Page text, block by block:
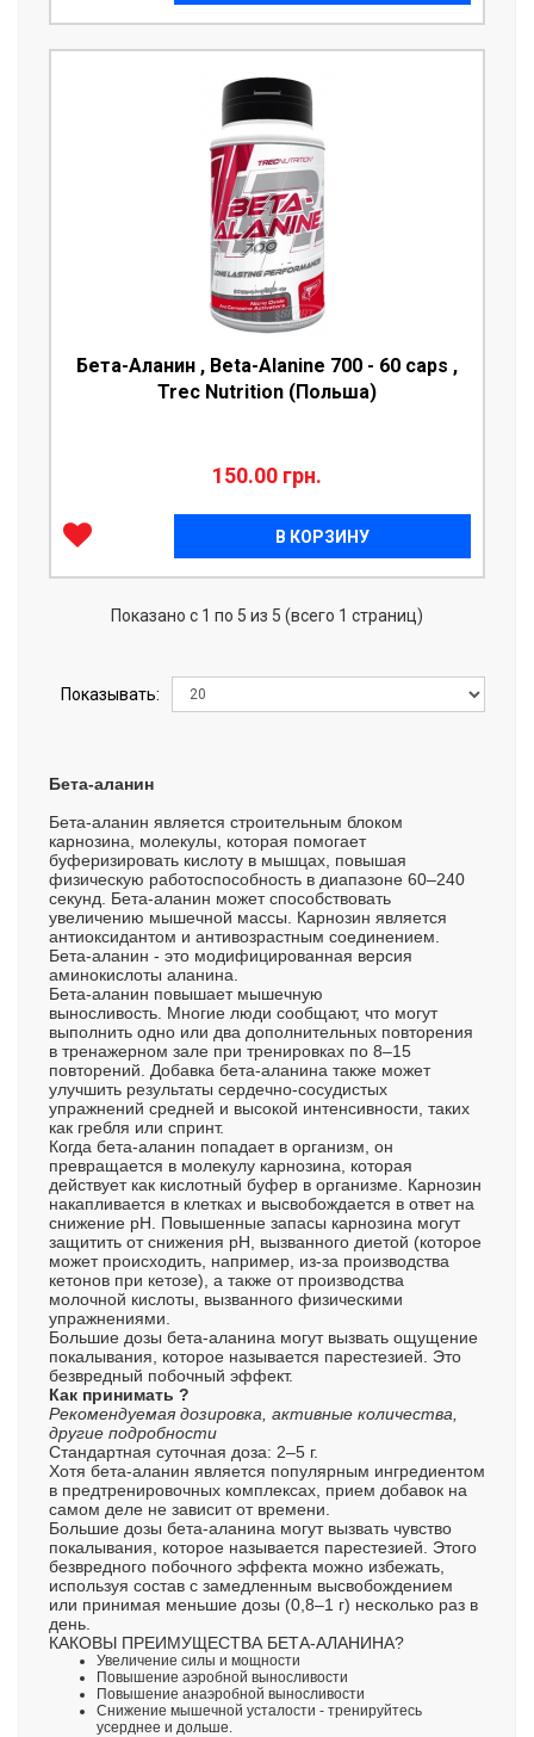
Бета-Аланин , Beta-Alanine 700 - 60 caps ,
Trec Nutrition (Польша)
150.00 грн.
В КОРЗИНУ
Показано с 1 по 5 из 5 (всего 1 страниц)
Показывать:
Бета-аланин
Бета-аланин является строительным блоком
карнозина, молекулы, которая помогает
буферизировать кислоту в мышцах, повышая
физическую работоспособность в диапазоне 60–240
секунд. Бета-аланин может способствовать
увеличению мышечной массы. Карнозин является
антиоксидантом и антивозрастным соединением.
Бета-аланин - это модифицированная версия
аминокислоты аланина.
Бета-аланин повышает мышечную
выносливость. Многие люди сообщают, что могут
выполнить одно или два дополнительных повторения
в тренажерном зале при тренировках по 8–15
повторений. Добавка бета-аланина также может
улучшить результаты сердечно-сосудистых
упражнений средней и высокой интенсивности, таких
как гребля или спринт.
Когда бета-аланин попадает в организм, он
превращается в молекулу карнозина, которая
действует как кислотный буфер в организме. Карнозин
накапливается в клетках и высвобождается в ответ на
снижение pH. Повышенные запасы карнозина могут
защитить от снижения pH, вызванного диетой (которое
может происходить, например, из-за производства
кетонов при кетозе), а также от производства
молочной кислоты, вызванного физическими
упражнениями.
Большие дозы бета-аланина могут вызвать ощущение
покалывания, которое называется парестезией. Это
безвредный побочный эффект.
Как принимать ?
Рекомендуемая дозировка, активные количества,
другие подробности
Стандартная суточная доза: 2–5 г.
Хотя бета-аланин является популярным ингредиентом
в предтренировочных комплексах, прием добавок на
самом деле не зависит от времени.
Большие дозы бета-аланина могут вызвать чувство
покалывания, которое называется парестезией. Этого
безвредного побочного эффекта можно избежать,
используя состав с замедленным высвобождением
или принимая меньшие дозы (0,8–1 г) несколько раз в
день.
КАКОВЫ ПРЕИМУЩЕСТВА БЕТА-АЛАНИНА?
Увеличение силы и мощности
Повышение аэробной выносливости
Повышение анаэробной выносливости
Снижение мышечной усталости - тренируйтесь
усерднее и дольше.